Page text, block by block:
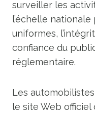
surveiller les
l’échelle
uniformes,
confiance du
réglementaire.
Les
le site Web